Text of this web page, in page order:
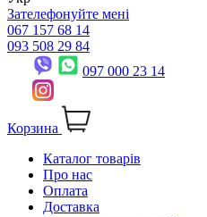
Зателефонуйте мені
067 157 68 14
093 508 29 84
097 000 23 14
Корзина
Каталог товарів
Про нас
Оплата
Доставка